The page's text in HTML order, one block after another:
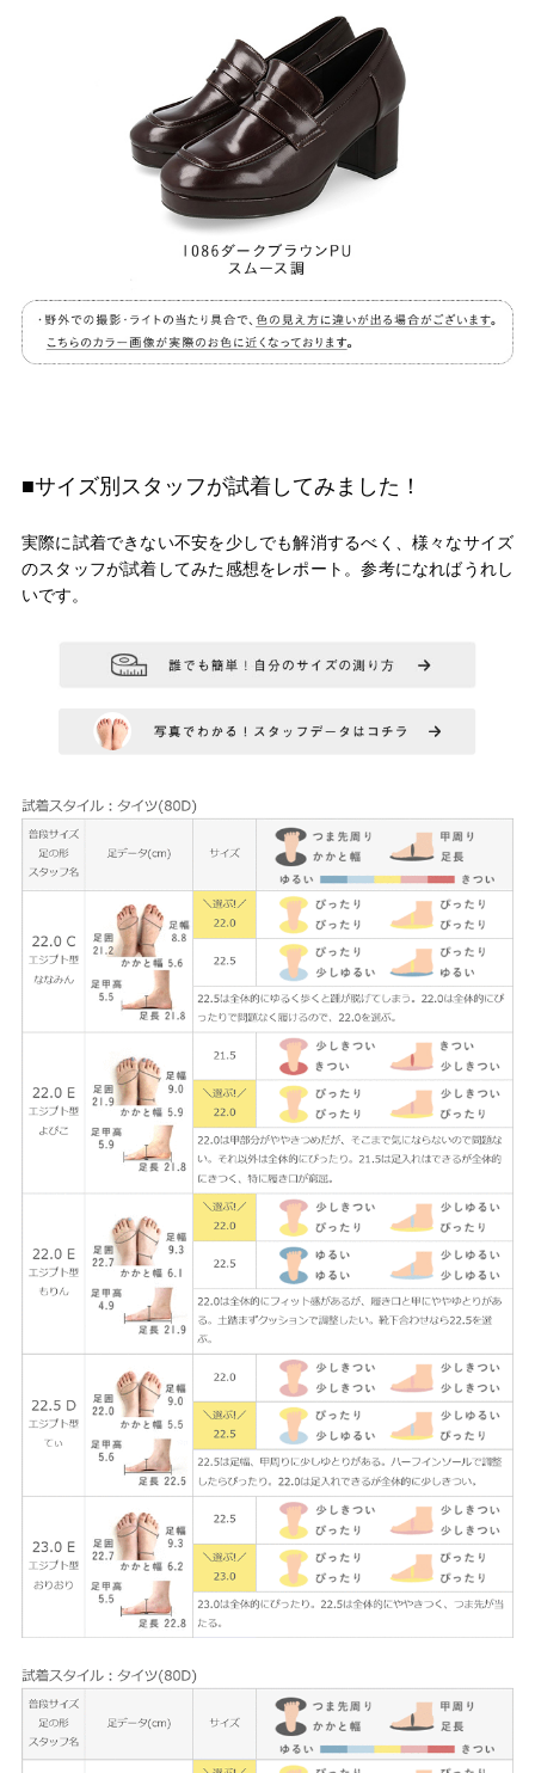
■サイズ別スタッフが試着してみました！
実際に試着できない不安を少しでも解消するべく、様々なサイズ
のスタッフが試着してみた感想をレポート。参考になればうれし
いです。